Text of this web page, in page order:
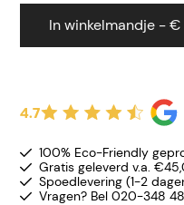
In winkelmandje - €
4.7
100% Eco-Friendly
Gratis geleverd v.a.
Spoedlevering (1-2
Vragen? Bel 020-348